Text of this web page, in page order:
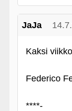
JaJa
Kaksi
Federico
****-